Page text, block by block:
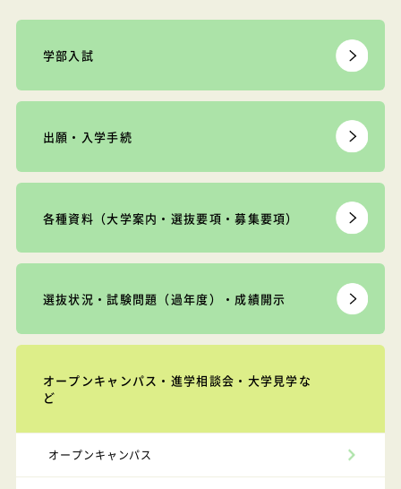
学部入試
出願・入学手続
各種資料（大学案内・選抜要項・募集要項）
選抜状況・試験問題（過年度）・成績開示
オープンキャンパス・進学相談会・大学見学な
ど
オープンキャンパス